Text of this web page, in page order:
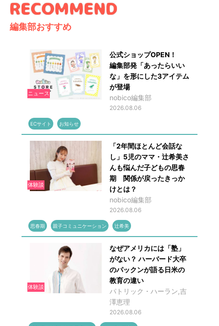
編集部おすすめ
ニュース
公式ショップOPEN！
編集部発「あったらいい
な」を形にした3アイテム
が登場
nobico編集部
2026.08.06
ECサイト お知らせ
体験談
「2年間ほとんど会話な
し」5児のママ・辻希美さ
んも悩んだ子どもの思春
期 関係が戻ったきっか
けとは？
nobico編集部
2026.08.06
思春期 親子コミュニケーション 辻希美
体験談
なぜアメリカには「塾」
がない？ ハーバード大卒
のパックンが語る日米の
教育の違い
パトリック・ハーラン,吉
澤恵理
2026.08.06